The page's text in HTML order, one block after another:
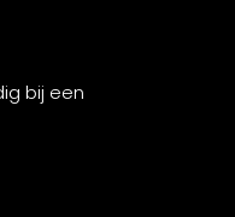
bij een